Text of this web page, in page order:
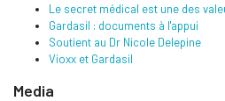
Le secret médical est une des
Gardasil : documents à l'appui
Soutient au Dr Nicole Delepine
Vioxx et Gardasil
Media